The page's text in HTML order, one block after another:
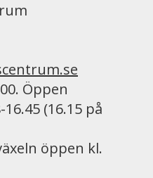
Öppen
(16.15 på
öppen kl.